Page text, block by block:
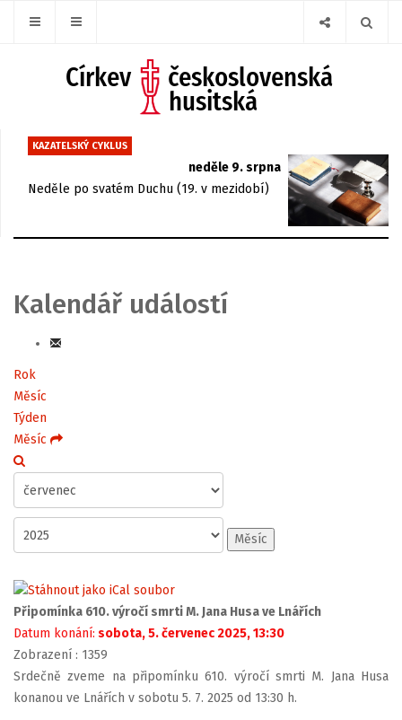
KAZATELSKÝ CYKLUS
neděle 9. srpna
Neděle po svatém Duchu (19. v mezidobí)
Kalendář událostí
Rok
Měsíc
Týden
Měsíc
Měsíc
Připomínka 610. výročí smrti M. Jana Husa ve Lnářích
Datum konání: sobota, 5. červenec 2025, 13:30
Zobrazení : 1359
Srdečně zveme na připomínku 610. výročí smrti M. Jana Husa
konanou ve Lnářích v sobotu 5. 7. 2025 od 13:30 h.